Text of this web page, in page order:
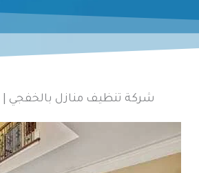
شركة تنظيف منازل بالخفجي | 0551988465 | غسيل سجاد